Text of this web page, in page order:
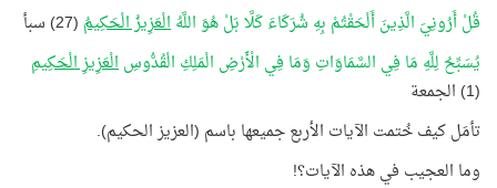
قُلْ أَرُونِيَ الَّذِينَ أَلْحَقْتُمْ بِهِ شُرَكَاءَ كَلَّا بَلْ هُوَ اللَّهُالْعَزِيزُ الْحَكِيمُ (27) سبأ
يُسَبِّحُ لِلَّهِ مَا فِي السَّمَاوَاتِ وَمَا فِي الْأَرْضِ الْمَلِكِ الْقُدُّوسِالْعَزِيزِ الْحَكِيمِ
(1) الجمعة
تأمَل كيف خُتمت الآيات الأربع جميعها باسم (العزيز الحكيم).
وما العجيب في هذه الآيات؟!